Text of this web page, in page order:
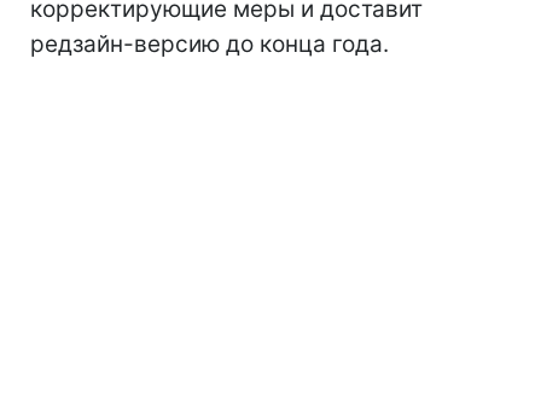
корректирующие меры и доставит
редзайн-версию до конца года.